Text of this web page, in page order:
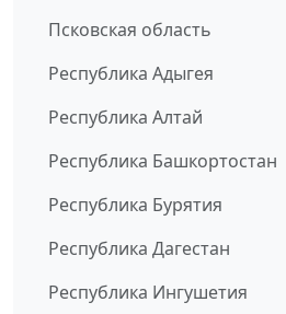
Псковская область
Республика Адыгея
Республика Алтай
Республика Башкортостан
Республика Бурятия
Республика Дагестан
Республика Ингушетия